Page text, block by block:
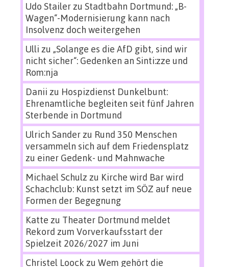
Udo Stailerzu Stadtbahn Dortmund: „B-
Wagen“-Modernisierung kann nach
Insolvenz doch weitergehen
Ulli zu „Solange es die AfD gibt, sind wir
nicht sicher“: Gedenken an Sinti:zze und
Rom:nja
Danii zu Hospizdienst Dunkelbunt:
Ehrenamtliche begleiten seit fünf Jahren
Sterbende in Dortmund
Ulrich Sanderzu Rund 350 Menschen
versammeln sich auf dem Friedensplatz
zu einer Gedenk- und Mahnwache
Michael Schulz zu Kirche wird Bar wird
Schachclub: Kunst setzt im SÖZ auf neue
Formen der Begegnung
Katte zu Theater Dortmund meldet
Rekord zum Vorverkaufsstart der
Spielzeit 2026/2027 im Juni
Christel Loock zu Wem gehört die